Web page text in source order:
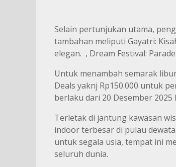
Selain pertunjukan utama,
tambahan meliputi Gayatri:
elegan. , Dream Festival:
Untuk menambah semarak
Deals yaknj Rp150.000 untuk
berlaku dari 20 Desember 2025
Terletak di jantung kawasan
indoor terbesar di pulau
untuk segala usia, tempat ini
seluruh dunia.